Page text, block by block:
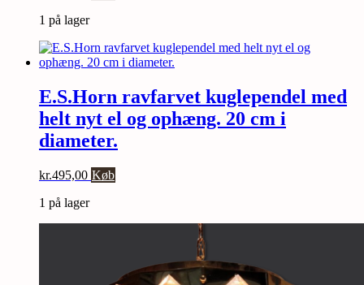
1 på lager
E.S.Horn ravfarvet kuglependel med
helt nyt el og ophæng. 20 cm i
diameter.
kr.495,00 Køb
1 på lager